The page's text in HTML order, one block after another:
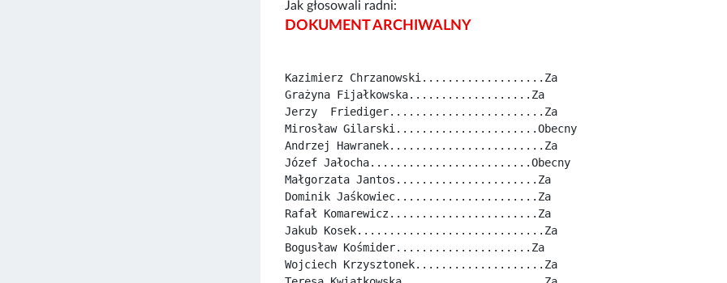
Jak głosowali radni:
DOKUMENT ARCHIWALNY
Kazimierz Chrzanowski...................Za
Grażyna Fijałkowska...................Za
Jerzy  Friediger........................Za
Mirosław Gilarski......................Obecny
Andrzej Hawranek........................Za
Józef Jałocha.........................Obecny
Małgorzata Jantos......................Za
Dominik Jaśkowiec......................Za
Rafał Komarewicz.......................Za
Jakub Kosek.............................Za
Bogusław Kośmider.....................Za
Wojciech Krzysztonek....................Za